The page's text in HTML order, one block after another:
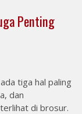
Penting
tiga hal paling
dan
di brosur.